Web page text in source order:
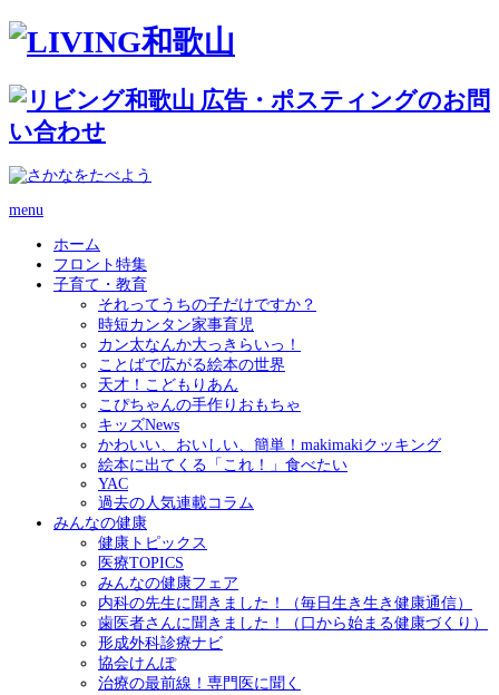
menu
ホーム
フロント特集
子育て・教育
それってうちの子だけですか？
時短カンタン家事育児
カン太なんか大っきらいっ！
ことばで広がる絵本の世界
天才！こどもりあん
こぴちゃんの手作りおもちゃ
キッズNews
かわいい、おいしい、簡単！makimakiクッキング
絵本に出てくる「これ！」食べたい
YAC
過去の人気連載コラム
みんなの健康
健康トピックス
医療TOPICS
みんなの健康フェア
内科の先生に聞きました！（毎日生き生き健康通信）
歯医者さんに聞きました！（口から始まる健康づくり）
形成外科診療ナビ
協会けんぽ
治療の最前線！専門医に聞く